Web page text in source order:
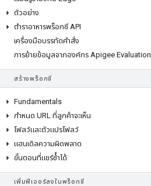
ตัวอย่าง
ตําราอาหารพร็อกซี API
เครื่องมือบรรทัดคำสั่ง
การย้ายข้อมูลจากองค์กร Apigee Evaluation
สร้างพร็อกซี
Fundamentals
กําหนด URL ที่ลูกค้าจะเห็น
โฟลว์และตัวแปรโฟลว์
แฮนเดิลความผิดพลาด
ขั้นตอนที่แชร์ซ้ําได้
เพิ่มฟีเจอร์ลงในพร็อกซี